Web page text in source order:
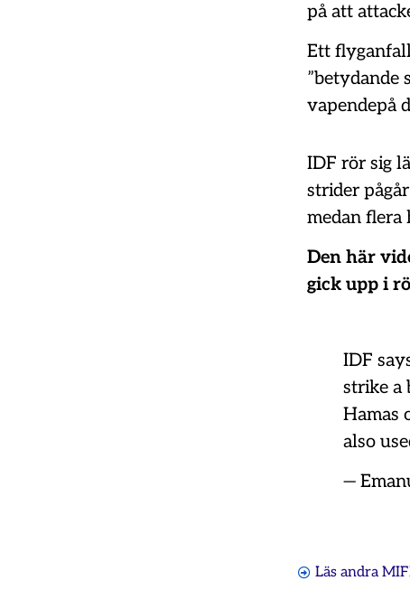
på att
Ett
”betydande
vapendepå
IDF rör sig
strider
medan flera
Den här
gick upp i
IDF
strike a
Hamas
also
—
Läs andra